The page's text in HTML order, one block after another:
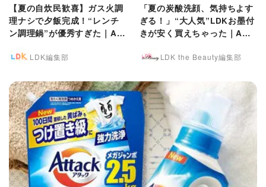
【夏の自炊民歓喜】ガス火調
理ナシで夕飯完成！“レンチ
ン調理鍋”が優秀すぎた｜Am
LDK編集部
「夏の炭酸洗顔、気持ちよす
ぎる！」“大人気”LDKお墨付
きが安く買えちゃった｜Ama
LDK the Beauty編集部